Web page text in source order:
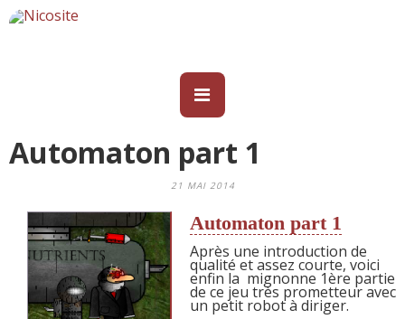
Automaton part 1
21 MAI 2014
Automaton part 1
Après une introduction de
qualité et assez courte, voici
enfin la mignonne 1ère partie
de ce jeu très prometteur avec
un petit robot à diriger.